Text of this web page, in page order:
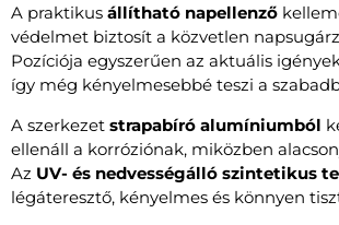
A praktikus állítható napellenző
védelmet biztosít a közvetlen
Pozíciója egyszerűen az aktuális
így még kényelmesebbé teszi a
A szerkezet strapabíró alumíniumból
ellenáll a korróziónak, miközben
Az UV- és nedvességálló szintetikus
légáteresztő, kényelmes és könnyen